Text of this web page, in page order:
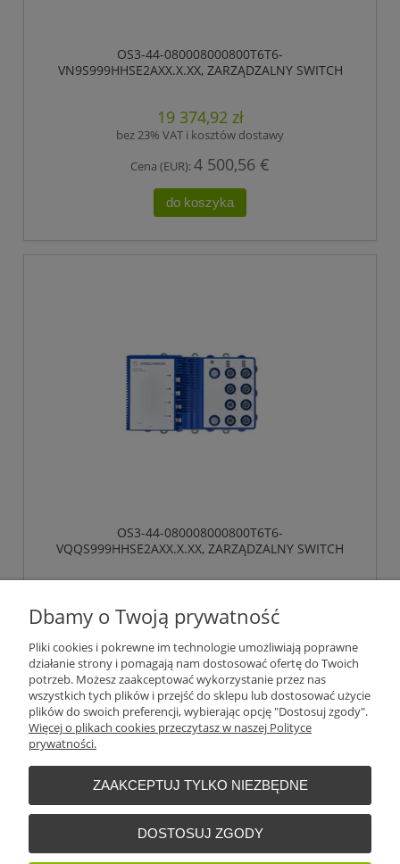
OS3-44-080008000800T6T6-
VN9S999HHSE2AXX.X.XX, ZARZĄDZALNY SWITCH
ZGODNY Z IEEE 802.3AT (ZASILANIE WBUDOWANE
POE +), ELEKTRYCZNE PORTY UPLINK GIGABIT
19 374,92 zł
bez 23% VAT i kosztów dostawy
Cena (EUR):4 500,56 €
do koszyka
OS3-44-080008000800T6T6-
VQQS999HHSE2AXX.X.XX, ZARZĄDZALNY SWITCH
HIOS LAYER 2 ADVANCED, TYP GIGABIT-ETHERNET,
POE +), ELEKTRYCZNE PORTY UPLINK GIGABIT
ETHERNET
bez 23% VAT i kosztów dostawy
Cena (EUR):4 246,59 €
do koszyka
«
Warunki zakupów
Moje konto
Dbamy o Twoją prywatność
Pliki cookies i pokrewne im technologie umożliwiają poprawne
działanie strony i pomagają nam dostosować ofertę do Twoich
potrzeb. Możesz zaakceptować wykorzystanie przez nas
wszystkich tych plików i przejść do sklepu lub dostosować użycie
plików do swoich preferencji, wybierając opcję "Dostosuj zgody".
Więcej o plikach cookies przeczytasz w naszej Polityce
prywatności.
ZAAKCEPTUJ TYLKO NIEZBĘDNE
DOSTOSUJ ZGODY